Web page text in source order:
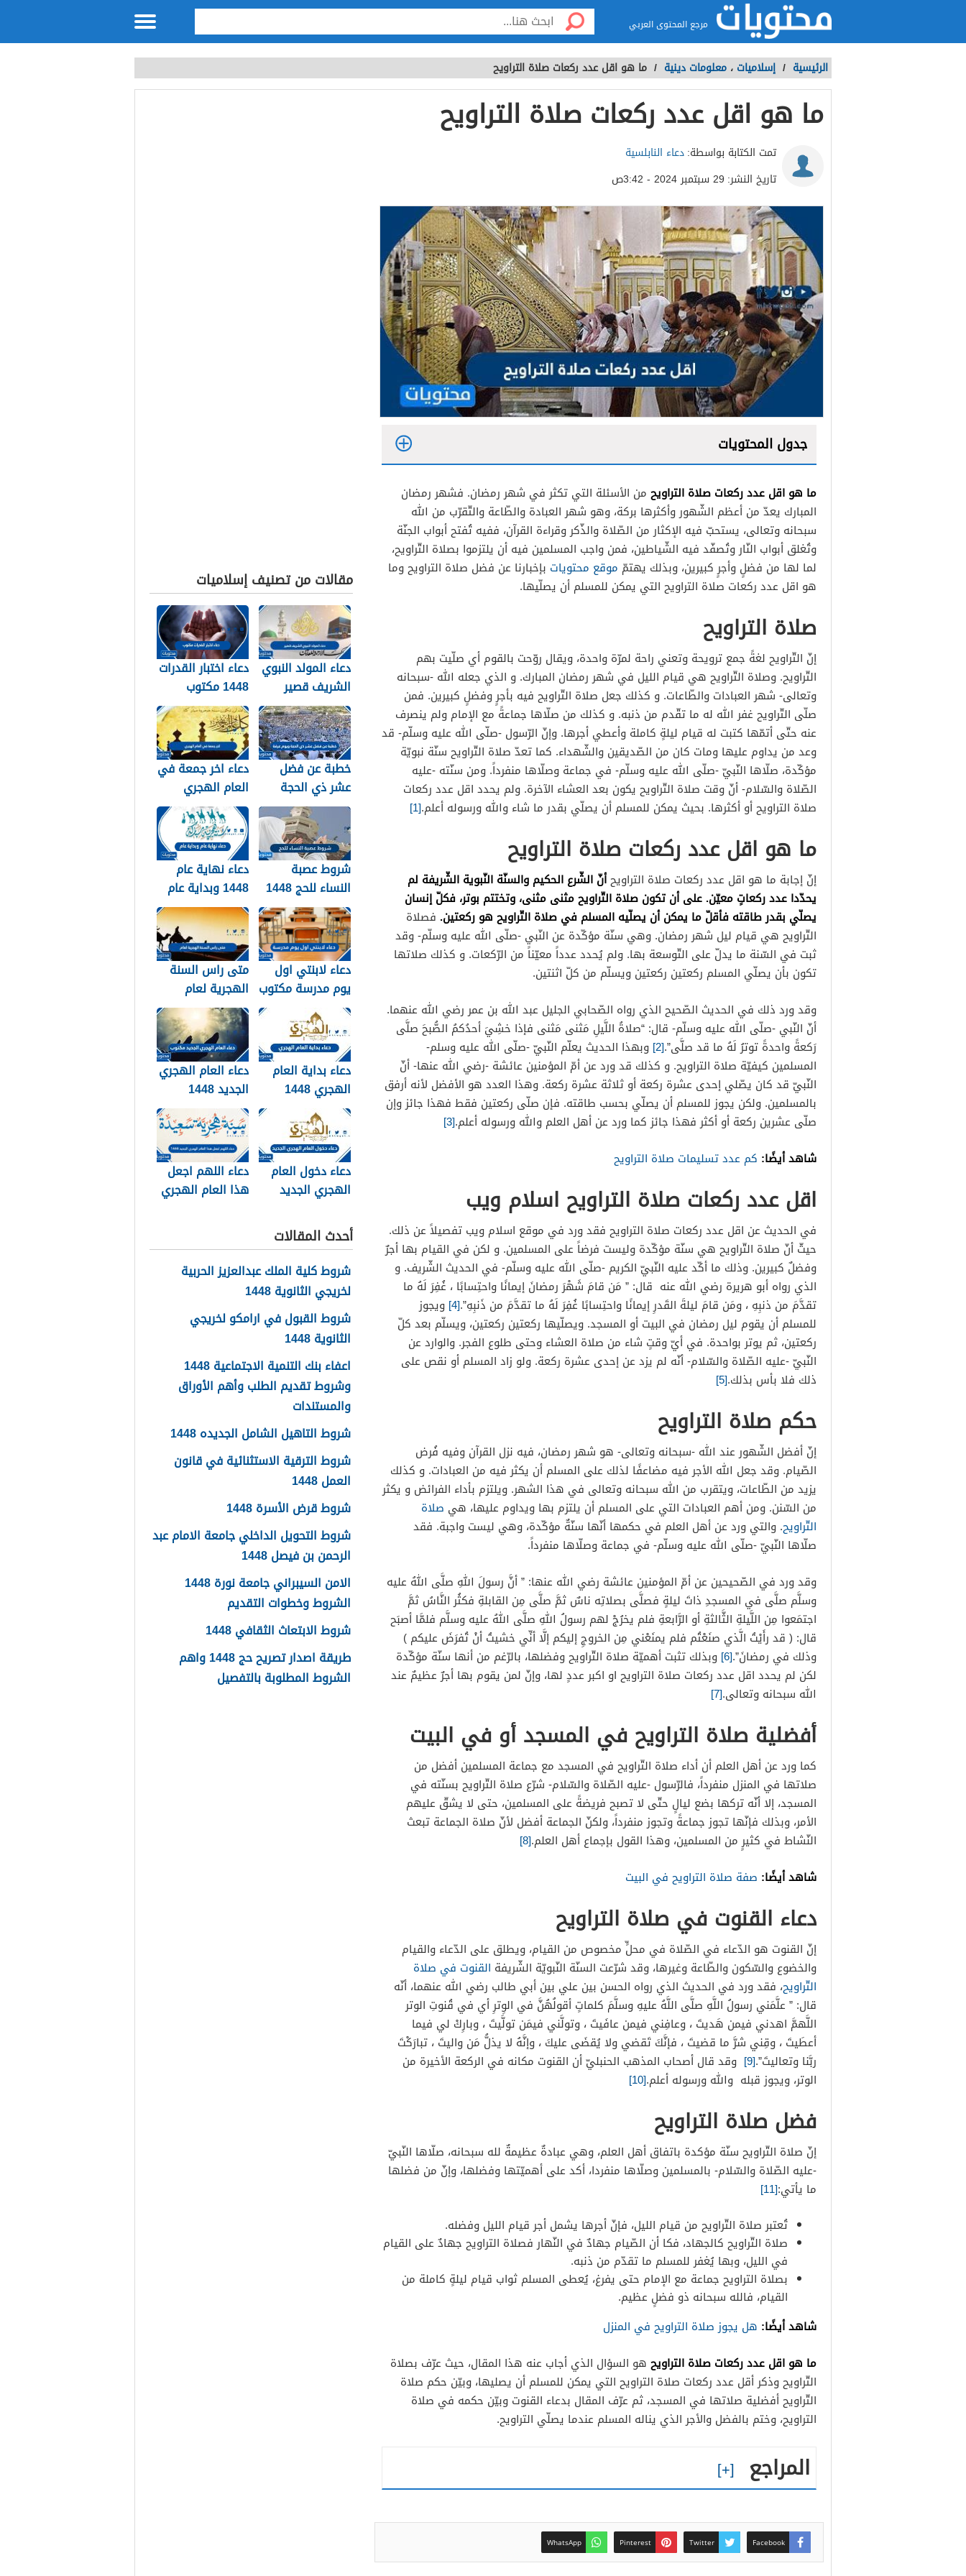
مرجع المحتوى العربي
الرئيسية / إسلاميات ، معلومات دينية / ما هو اقل عدد ركعات صلاة التراويح
ما هو اقل عدد ركعات صلاة التراويح
تمت الكتابة بواسطة:دعاء النابلسية
تاريخ النشر: 29 سبتمبر 2024 - 3:42ص
جدول المحتويات
ما هو اقل عدد ركعات صلاة التراويح من الأسئلة التي تكثر في شهر رمضان. فشهر رمضان
المبارك يعدّ من أعظم الشّهور وأكثرها بركة، وهو شهر العبادة والطّاعة والتّقرّب من الله
سبحانه وتعالى، يستحبّ فيه الإكثار من الصّلاة والذّكر وقراءة القرآن، ففيه تُفتح أبواب الجنّة
وتُغلق أبواب النّار وتُصفّد فيه الشّياطين، فمن واجب المسلمين فيه أن يلتزموا بصلاة التّراويح،
لما لها من فضلٍ وأجرٍ كبيرين، وبذلك يهتمّ موقع محتويات بإخبارنا عن فضل صلاة التراويح وما
هو اقل عدد ركعات صلاة التراويح التي يمكن للمسلم أن يصلّيها.
صلاة التراويح
إنّ التّراويح لغةً جمع ترويحة وتعني راحة لمرّة واحدة، ويقال روّحت بالقوم أي صلّيت بهم
التّراويح. وصلاة التّراويح هي قيام الليل في شهر رمضان المبارك. و الذي جعله الله -سبحانه
وتعالى- شهر العبادات والطّاعات. و كذلك جعل صلاة التّراويح فيه بأجرٍ وفضلٍ كبيرين. فمن
صلّى التّراويح غفر الله له ما تقّدم من ذنبه. و كذلك من صلّاها جماعةً مع الإمام ولم ينصرف
عنه حتّى أتمّها كتبت له قيام ليلةٍ كاملة وأعطي أجرها. وإنّ الرّسول -صلّى الله عليه وسلّم- قد
وعد من يداوم عليها ومات كان من الصّديقين والشّهداء. كما تعدّ صلاة التّراويح سنّة نبويّة
مؤكّدة، صلّاها النّبيّ -صلّى الله عليه وسلّم- في جماعة وصلّاها منفرداً. ومن سنّته -عليه
الصّلاة والسّلام- أنّ وقت صلاة التّراويح يكون بعد العشاء الآخرة. ولم يحدد اقل عدد ركعات
صلاة التراويح أو أكثرها. بحيث يمكن للمسلم أن يصلّي بقدر ما شاء والله ورسوله أعلم.[1]
ما هو اقل عدد ركعات صلاة التراويح
إنّ إجابة ما هو اقل عدد ركعات صلاة التراويحأنّ الشّرع الحكيم والسنّة النّبوية الشّريفة لم
يحدّدا عدد ركعاتٍ معيّن. على أن تكون صلاة التّراويح مثنى مثنى، وتختتم بوتر، فكلّ إنسان
يصلّي بقدر طاقته فأقلّ ما يمكن أن يصلّيه المسلم في صلاة التّراويح هو ركعتين. فصلاة
التّراويح هي قيام ليل شهر رمضان. وهي سنّة مؤكّدة عن النّبي -صلّى الله عليه وسلّم- وقد
ثبت في السّنة ما يدلّ على التّوسعة بها. ولم يُحدد عدداً معيّناً من الرّكعات. و كذلك صلاتها
تكون بأن يصلّي المسلم ركعتين ركعتين ويسلّم من كلّ اثنتين.
وقد ورد ذلك في الحديث الصّحيح الذي رواه الصّحابي الجليل عبد الله بن عمر رضي الله عنهما.
أنّ النّبي -صلّى الله عليه وسلّم- قال: “صلاةُ اللَّيلِ مَثنى مَثنى فإذا خشِيَ أحدُكمُ الصُّبحَ صلَّى
رَكعةً واحدةً توترُ لَهُ ما قد صلَّى”.[2]
وبهذا الحديث يعلّم النّبيّ -صلّى الله عليه وسلم-
المسلمين كيفيّة صلاة التراويح. و كذلك قد ورد عن أمّ المؤمنين عائشة -رضي الله عنها- أنّ
النّبيّ قد كان يصّلي إحدى عشرة ركعة أو ثلاثة عشرة ركعة. وهذا العدد هو الأفضل لأنه أرفق
بالمسلمين. ولكن يجوز للمسلم أن يصلّي بحسب طاقته. فإن صلّى ركعتين فقط فهذا جائز وإن
صلّى عشرين ركعة أو أكثر فهذا جائز كما ورد عن أهل العلم والله ورسوله أعلم.[3]
شاهد أيضًا: كم عدد تسليمات صلاة التراويح
اقل عدد ركعات صلاة التراويح اسلام ويب
في الحديث عن اقل عدد ركعات صلاة التراويح فقد ورد في موقع اسلام ويب تفصيلاً عن ذلك.
حيثّ أنّ صلاة التّراويح هي سنّة مؤكّدة وليست فرضاً على المسلمين. و لكن في القيام بها أجرٌ
وفضلٌ كبيرين. وذلك ما أكّد عليه النّبيّ الكريم -صلّى الله عليه وسلّم- في الحديث الشّريف. و
الذي رواه أبو هريرة رضي الله عنه قال: ” مَن قامَ شَهْرَ رمضانَ إيمانًا واحتِسابًا ، غُفِرَ لَهُ ما
تقدَّمَ من ذنبِهِ ، ومَن قامَ ليلةَ القَدرِ إيمانًا واحتِسابًا غُفِرَ لَهُ ما تقدَّمَ من ذَنبِهِ”.[4]
ويجوز
للمسلم أن يقوم ليل رمضان في البيت أو المسجد. ويصلّيها ركعتين ركعتين، ويسلّم بعد كلّ
ركعتين، ثم يوتر بواحدة. في أيّ وقتٍ شاء من صلاة العشاء وحتى طلوع الفجر. والوارد عن
النّبيّ -عليه الصّلاة والسّلام- أنّه لم يزد عن إحدى عشرة ركعة. ولو زاد المسلم أو نقص على
ذلك فلا بأس بذلك.[5]
حكم صلاة التراويح
إنّ أفضل الشّهور عند الله -سبحانه وتعالى- هو شهر رمضان، فيه نزل القرآن وفيه فُرض
الصّيام. وقد جعل الله الأجر فيه مضاعفًا لذلك على المسلم أن يكثر فيه من العبادات. و كذلك
يزيد من الطّاعات، ويتقرب من الله سبحانه وتعالى في هذا الشهر. ويلتزم بأداء الفرائض و يكثر
من السّنن. ومن أهم العبادات التي على المسلم أن يلتزم بها ويداوم عليها، هي صلاة
التّراويح. والتي ورد عن أهل العلم في حكمها أنّها سنّةٌ مؤكّدة، وهي ليست واجبة. فقد
صلّاها النّبيّ -صلّى الله عليه وسلّم- في جماعة وصلّاها منفرداً.
وقد ورد في الصّحيحين عن أمّ المؤمنين عائشة رضي الله عنها: ” أنَّ رسولَ اللهِ صلَّى اللهُ عليه
وسلَّم صلَّى في المسجدِ ذاتَ ليلةٍ فصلَّى بصلاتِه ناسٌ ثمَّ صلَّى مِن القابلةِ فكثُر النَّاسُ ثمَّ
اجتمَعوا مِن اللَّيلةِ الثَّالثةِ أو الرَّابعةِ فلم يخرُجْ لهم رسولُ اللهِ صلَّى اللهُ عليه وسلَّم فلمَّا أصبَح
قال: ( قد رأَيْتُ الَّذي صنَعْتُم فلم يمنَعْني مِن الخروجِ إليكم إلَّا أنِّي خشيتُ أنْ تُفرَضَ عليكم )
وذلك في رمضانَ”.[6]
وبذلك تثبت أهميّة صلاة التّراويح وفضلها، بالرّغم من أنها سنّة مؤكّدة
لكن لم يحدد اقل عدد ركعات صلاة التراويح او اكبر عددٍ لها، وإنّ لمن يقوم بها أجرٌ عظيمٌ عند
الله سبحانه وتعالى.[7]
أفضلية صلاة التراويح في المسجد أو في البيت
كما ورد عن أهل العلم أن أداء صلاة التّراويح في المسجد مع جماعة المسلمين أفضل من
صلاتها في المنزل منفرداً، فالرّسول -عليه الصّلاة والسّلام- شرّع صلاة التّراويح بسنّته في
المسجد، إلا أنّه تركها بضع ليالٍ حتّى لا تصبح فريضةً على المسلمين، حتى لا يشقّ عليهم
الأمر، وبذلك فإنّها تجوز جماعةً وتجوز منفرداً، ولكنّ الجماعة أفضل لأنّ صلاة الجماعة تبعث
النّشاط في كثيرٍ من المسلمين، وهذا القول بإجماع أهل العلم.[8]
شاهد أيضًا: صفة صلاة التراويح في البيت
دعاء القنوت في صلاة التراويح
إنّ القنوت هو الدّعاء في الصّلاة في محلٍّ مخصوص من القيام، ويطلق على الدّعاء والقيام
والخضوع والسّكون والطّاعة وغيرها، وقد شرّعت السنّة النّبويّة الشّريفة القنوت في صلاة
التّراويح، فقد ورد في الحديث الذي رواه الحسن بين علي بين أبي طالب رضي الله عنهما، أنّه
قال: ” علَّمَني رسولُ اللَّهِ صلَّى اللَّهُ عليهِ وسلَّمَ كلماتٍ أقولُهُنَّ في الوِترِ أي في قُنوتِ الوتر
اللَّهمَّ اهدني فيمن هَديتَ ، وعافِني فيمن عافَيتَ ، وتولَّني فيمَن تولَّيتَ ، وبارِكْ لي فيما
أعطَيتَ ، وقِني شرَّ ما قضيتَ ، فإنَّكَ تَقضي ولا يُقضَى عليكَ ، وإنَّهُ لا يذلُّ مَن واليتَ ، تبارَكْتَ
ربَّنا وتعاليتَ”.[9]
وقد قال أصحاب المذهب الحنبليّ أن القنوت مكانه في الركعة الأخيرة من
الوتر، ويجوز قبله والله ورسوله أعلم.[10]
فضل صلاة التراويح
إنّ صلاة التّراويح سنّة مؤكدة باتفاق أهل العلم، وهي عبادةٌ عظيمةٌ لله سبحانه، صلّاها النّبيّ
-عليه الصّلاة والسّلام- بالمسلمين وصلّاها منفردا، أكد على أهميّتها وفضلها، وإنّ من فضلها
ما يأتي:[11]
تُعتبر صلاة التّراويح من قيام الليل، فإنّ أجرها يشمل أجر قيام الليل وفضله.
صلاة التّراويح كالجهاد، فكا أن الصّيام جهادٌ في النّهار فصلاة التراويح جهادٌ على القيام
في الليل، وبها يُغفر للمسلم ما تقدّم من ذنبه.
بصلاة التراويح جماعة مع الإمام حتى يفرغ، يُعطى المسلم ثواب قيام ليلةٍ كاملة من
القيام، فالله سبحانه ذو فضلٍ عظيم.
شاهد أيضًا: هل يجوز صلاة التراويح في المنزل
ما هو اقل عدد ركعات صلاة التراويح هو السؤال الذي أجاب عنه هذا المقال، حيث عرّف بصلاة
التّراويح وذكر أقل عدد ركعات صلاة التراويح التي يمكن للمسلم أن يصليها، وبيّن حكم صلاة
التّراويح أفضلية صلاتها في المسجد، ثم عرّف المقال بدعاء القنوت وبيّن حكمه في صلاة
التراويح، وختم بالفضل والأجر الذي يناله المسلم عندما يصلّي التراويح.
المراجع
Facebook
Twitter
Pinterest
WhatsApp
مقالات من تصنيف إسلاميات
دعاء المولد النبوي
الشريف قصير
2026 مكتوب
دعاء اختبار القدرات
1448 مكتوب
خطبة عن فضل
عشر ذي الحجة
ويوم عرفة 1448 /
2026
دعاء اخر جمعة في
العام الهجري
1447 ودخول العام
الجديد 1448
شروط عصبة
النساء للحج 1448
دعاء نهاية عام
1448 وبداية عام
1449
دعاء لابنتي اول
يوم مدرسة مكتوب
وبالصور 2026
متى راس السنة
الهجرية لعام
2026
دعاء بداية العام
الهجري 1448
مكتوب وبالصور
2026
دعاء العام الهجري
الجديد 1448
مكتوب
دعاء دخول العام
الهجري الجديد
دعاء اللهم اجعل
هذا العام الهجري
أحدث المقالات
شروط كلية الملك عبدالعزيز الحربية
لخريجي الثانوية 1448
شروط القبول في ارامكو لخريجي
الثانوية 1448
اعفاء بنك التنمية الاجتماعية 1448
وشروط تقديم الطلب وأهم الأوراق
والمستندات
شروط التاهيل الشامل الجديده 1448
شروط الترقية الاستثنائية في قانون
العمل 1448
شروط قرض الأسرة 1448
شروط التحويل الداخلي جامعة الامام عبد
الرحمن بن فيصل 1448
الامن السيبراني جامعة نورة 1448
الشروط وخطوات التقديم
شروط الابتعاث الثقافي 1448
طريقة اصدار تصريح حج 1448 واهم
الشروط المطلوبة بالتفصيل